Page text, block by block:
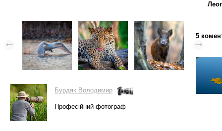
Бурдяк Володимир
Професійний фотограф
5